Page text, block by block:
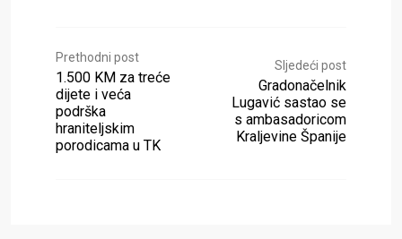
Prethodni post
1.500 KM za treće
dijete i veća
podrška
hraniteljskim
porodicama u TK
Sljedeći post
Gradonačelnik
Lugavić sastao se
s ambasadoricom
Kraljevine Španije